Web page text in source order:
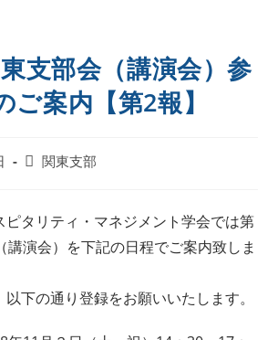
支部会（講演会）参
ご案内【第2報】
関東支部
ピタリティ・マネジメント学会では第
講演会）を下記の日程でご案内致しま
下の通り登録をお願いいたします。